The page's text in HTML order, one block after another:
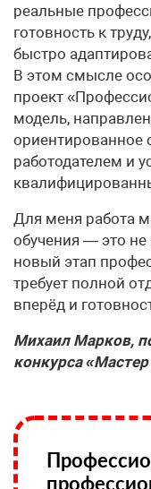
реальные
готовность к
быстро
В этом смысле
проект
модель,
ориентированное
работодателем и
Для меня работа
обучения — это не
новый этап
требует полной
вперёд и
Михаил Марков,
конкурса